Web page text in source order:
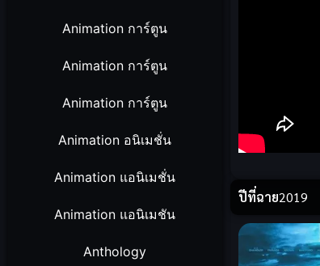
Animation การ์ตูน
Animation การ์ตูน
Animation การ์ตูน
Animation อนิเมชั่น
Animation แอนิเมชั่น
Animation แอนิเมชัน
Anthology
ปีที่ฉาย2019